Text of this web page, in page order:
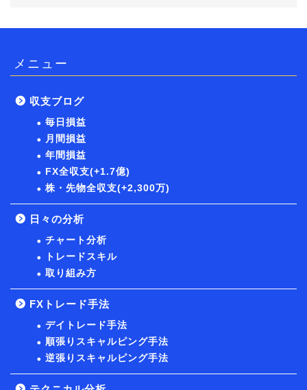
メニュー
収支ブログ
毎日損益
月間損益
年間損益
FX全収支(+1.7億)
株・先物全収支(+2,300万)
日々の分析
チャート分析
トレードスキル
取り組み方
FXトレード手法
デイトレード手法
順張りスキャルピング手法
逆張りスキャルピング手法